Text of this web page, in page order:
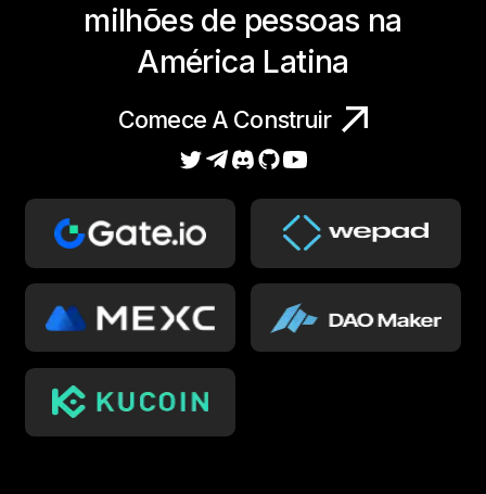
milhões de pessoas na
América Latina
Comece A Construir